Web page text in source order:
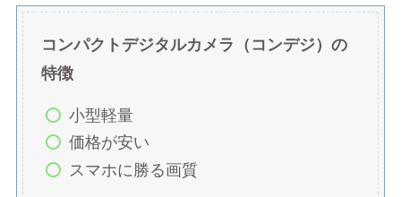
コンパクトデジタルカメラ（コンデジ）の
特徴
小型軽量
価格が安い
スマホに勝る画質